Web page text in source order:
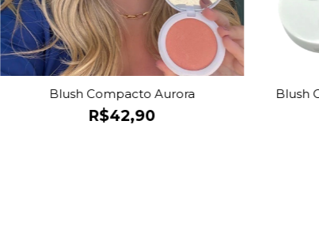
Blush Compacto Aurora
R$42,90
Blush